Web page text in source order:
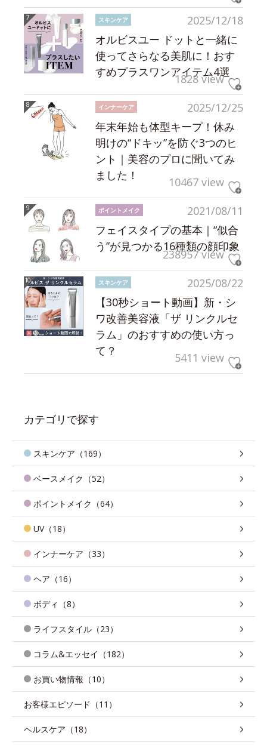
2025/12/18
スキンケア
オルビスユー ドットと一緒に
使ってさらなる美肌に！おす
すめプラスワンアイテム4選
1828 view
2025/12/25
インナーケア
年末年始も体型キープ！休み
明けの“ドキッ”を防ぐ3つのヒ
ント｜美容のプロに聞いてみ
ました！
10467 view
2021/08/11
ポイントメイク
フェイスタイプの基本｜“似合
う”が見つかる16種類の顔印象
238957 view
2025/08/22
スキンケア
【30秒ショート動画】新・シ
ワ改善美容液「ザ リンクルセ
ラム」のおすすめの使い方っ
て？
5411 view
カテゴリで探す
スキンケア（169）
ベースメイク（52）
ポイントメイク（64）
UV（18）
インナーケア（33）
ヘア（16）
ボディ（8）
ライフスタイル（23）
コラム&エッセイ（182）
お買い物情報（10）
お客様エピソード（11）
ヘルスケア（18）